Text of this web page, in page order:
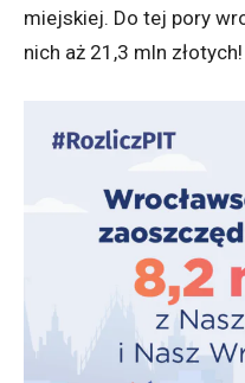
miejskiej. Do tej pory
nich aż 21,3 mln złotych!